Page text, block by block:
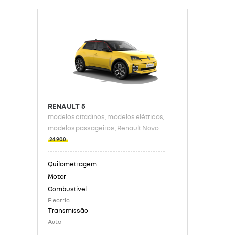
RENAULT 5
modelos citadinos , modelos elétricos
modelos passageiros , Renault Novo
24 900
Electric
Auto